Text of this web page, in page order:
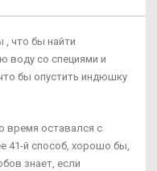
, что бы найти
воду со специями и
бы опустить индюшку
время оставался с
41-й способ, хорошо бы,
знает, если